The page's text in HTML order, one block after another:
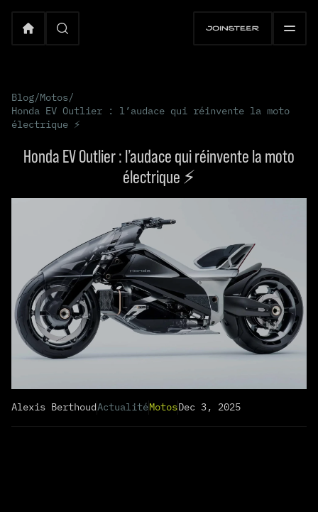
Blog/Motos/
Honda EV Outlier : l’audace qui réinvente la moto
électrique ⚡️
Honda EV Outlier : l’audace qui réinvente la moto
électrique ⚡️
Alexis BerthoudActualitéMotosDec 3, 2025